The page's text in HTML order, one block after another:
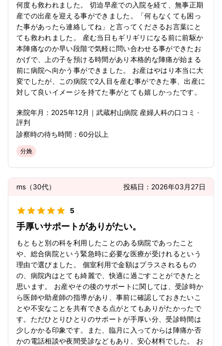
何度も救われました。 切迫早産での入院を経て、無事正期
産での出産を迎える事ができました。「何もなくても困っ
た事があったら連絡してね」と言ってくださるお言葉にと
ても救われました。 産む当日もギリギリになる前に前駆か
本陣痛なのか早い段階で気軽に問い合わせる事ができたお
かげで、上の子を預ける時間があり本格的な陣痛が始まる
前に病院へ向かう事ができました。 お産はやはり本当に大
変でしたが、この病院で2人目を産む事ができた事、出産に
対して良いイメージを持てた事がとても嬉しかったです。
来院年月： 2025年12月 ｜ 武蔵村山病院 産婦人科の口コミ ·
評判
診察時の待ち時間： 60分以上
分娩
ms （30代） 投稿日： 2026年03月27日
5
手厚いサポートがありがたい。
もともと別の科を利用したことのある病院であったこと
や、総合病院という緊急時に必要な医療が受けれるという
理由で選びました。 個室利用で金額はプラスされるもの
の、病院内はとても綺麗で、快適に過ごすことができたと
思います。 お産やその後のサポートに関しては、受診時か
ら医師や助産師の指導があり、事前に確認しておきたいこ
とや不安なことを共有できる点がとてもありがたかったで
す。ただひとりひとりのサポートが手厚い分、受診時間は
少しかかる印象です。また、臨月に入ってからは陣痛か否
かの電話相談や夜間受診などもあり、安心材料でした。 お